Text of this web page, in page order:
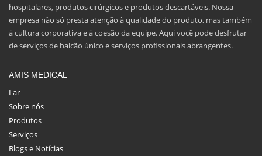
hospitalares, produtos cirúrgicos e produtos descartáveis. Nossa
empresa não só presta atenção à qualidade do produto, mas também
à cultura corporativa e à coesão da equipe. Aqui você pode desfrutar
de serviços de balcão único e serviços profissionais abrangentes.
AMIS MEDICAL
Lar
Sobre nós
Produtos
Serviços
Blogs e Notícias